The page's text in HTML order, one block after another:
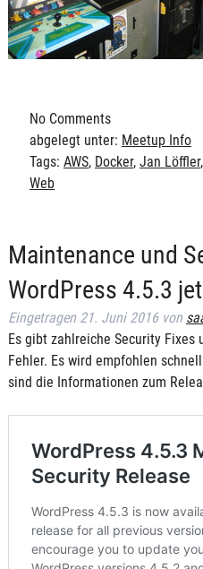
NoComments
abgelegt unter: Meetup Info
Tags: AWS, Docker, Jan Löffler,
Web
Maintenance und
WordPress 4.5.3
Eingetragen 21. Juni 2016 von
Es gibt zahlreiche Security
Fehler. Es wird empfohlen
sind die Informationen zum